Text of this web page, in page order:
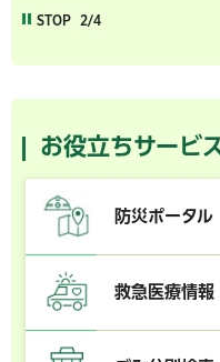
STOP 2/4
お役立ちサービ
防災ポータル
救急医療情報